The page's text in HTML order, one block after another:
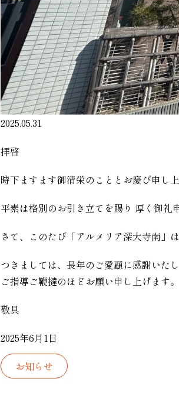
2025.05.31
拝啓
時下ますます御清栄のこととお慶び申し上
平素は格別のお引き立てを賜り 厚く御礼
さて、このたび「アルメリア深大寺南」
つきましては、長年のご愛顧に感謝いた
ご指導ご鞭撻のほどお願い申し上げます。
敬具
2025年6月1日
お知らせ